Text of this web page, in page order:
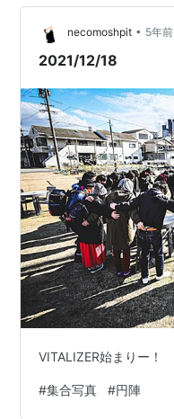
necomoshpit • 5年前
2021/12/18
VITALIZER始まりー！
#集合写真 #円陣